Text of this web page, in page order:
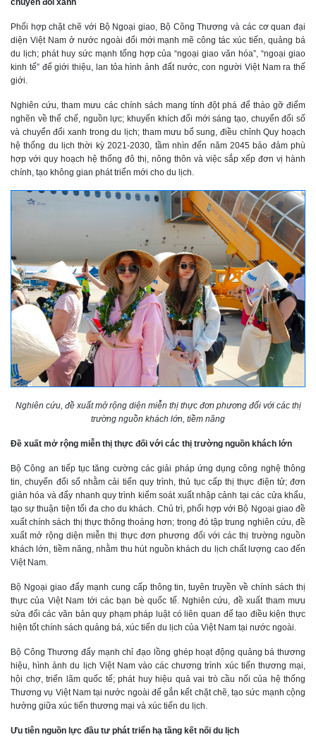
Phối hợp chặt chẽ với Bộ Ngoại giao, Bộ Công Thương và các cơ quan đại
diện Việt Nam ở nước ngoài đổi mới mạnh mẽ công tác xúc tiến, quảng bá
du lịch; phát huy sức mạnh tổng hợp của “ngoại giao văn hóa”, “ngoại giao
kinh tế” để giới thiệu, lan tỏa hình ảnh đất nước, con người Việt Nam ra thế
giới.
Nghiên cứu, tham mưu các chính sách mang tính đột phá để tháo gỡ điểm
nghẽn về thể chế, nguồn lực; khuyến khích đổi mới sáng tạo, chuyển đổi số
và chuyển đổi xanh trong du lịch; tham mưu bổ sung, điều chỉnh Quy hoạch
hệ thống du lịch thời kỳ 2021-2030, tầm nhìn đến năm 2045 bảo đảm phù
hợp với quy hoạch hệ thống đô thị, nông thôn và việc sắp xếp đơn vị hành
chính, tạo không gian phát triển mới cho du lịch.
Nghiên cứu, đề xuất mở rộng diện miễn thị thực đơn phương đối với các thị
trường nguồn khách lớn, tiềm năng
Đề xuất mở rộng miễn thị thực đối với các thị trường nguồn khách lớn
Bộ Công an tiếp tục tăng cường các giải pháp ứng dụng công nghệ thông
tin, chuyển đổi số nhằm cải tiến quy trình, thủ tục cấp thị thực điện tử; đơn
giản hóa và đẩy nhanh quy trình kiểm soát xuất nhập cảnh tại các cửa khẩu,
tạo sự thuận tiện tối đa cho du khách. Chủ trì, phối hợp với Bộ Ngoại giao đề
xuất chính sách thị thực thông thoáng hơn; trong đó tập trung nghiên cứu, đề
xuất mở rộng diện miễn thị thực đơn phương đối với các thị trường nguồn
khách lớn, tiềm năng, nhằm thu hút nguồn khách du lịch chất lượng cao đến
Việt Nam.
Bộ Ngoại giao đẩy mạnh cung cấp thông tin, tuyên truyền về chính sách thị
thực của Việt Nam tới các bạn bè quốc tế. Nghiên cứu, đề xuất tham mưu
sửa đổi các văn bản quy phạm pháp luật có liên quan để tạo điều kiện thực
hiện tốt chính sách quảng bá, xúc tiến du lịch của Việt Nam tại nước ngoài.
Bộ Công Thương đẩy mạnh chỉ đạo lồng ghép hoạt động quảng bá thương
hiệu, hình ảnh du lịch Việt Nam vào các chương trình xúc tiến thương mại,
hội chợ, triển lãm quốc tế; phát huy hiệu quả vai trò cầu nối của hệ thống
Thương vụ Việt Nam tại nước ngoài để gắn kết chặt chẽ, tạo sức mạnh cộng
hưởng giữa xúc tiến thương mại và xúc tiến du lịch.
Ưu tiên nguồn lực đầu tư phát triển hạ tầng kết nối du lịch